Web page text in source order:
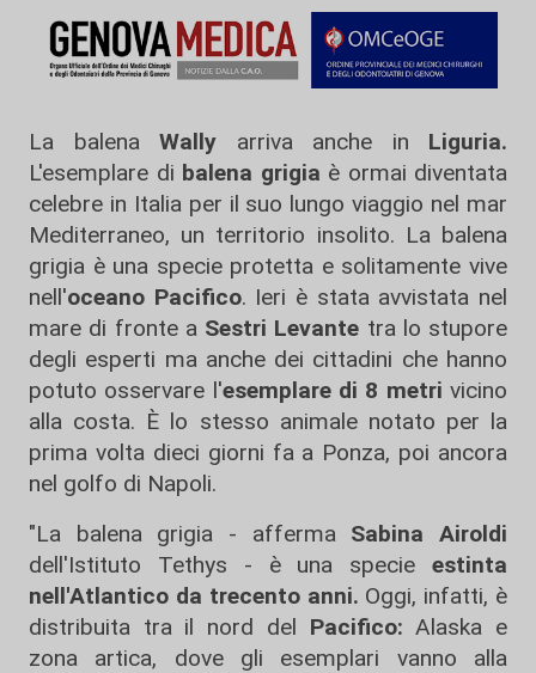
La balena Wally arriva anche in Liguria.
L'esemplare di balena grigia è ormai diventata
celebre in Italia per il suo lungo viaggio nel mar
Mediterraneo, un territorio insolito. La balena
grigia è una specie protetta e solitamente vive
nell'oceano Pacifico. Ieri è stata avvistata nel
mare di fronte aSestri Levante tra lo stupore
degli esperti ma anche dei cittadini che hanno
potuto osservare l'esemplare di 8 metri vicino
alla costa. È lo stesso animale notato per la
prima volta dieci giorni fa a Ponza, poi ancora
nel golfo di Napoli.
"La balena grigia - afferma Sabina Airoldi
dell'Istituto Tethys - è una specie estinta
nell'Atlantico da trecento anni. Oggi, infatti, è
distribuita tra il nord del Pacifico: Alaska e
zona artica, dove gli esemplari vanno alla